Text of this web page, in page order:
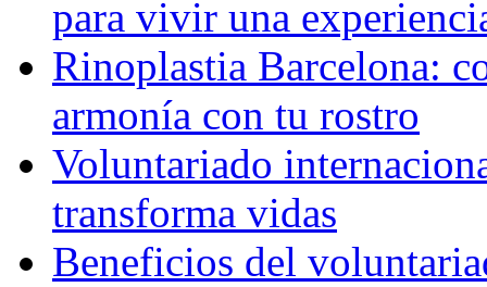
para vivir una
Rinoplastia Barcelona:
armonía con tu rostro
Voluntariado
transforma vidas
Beneficios del